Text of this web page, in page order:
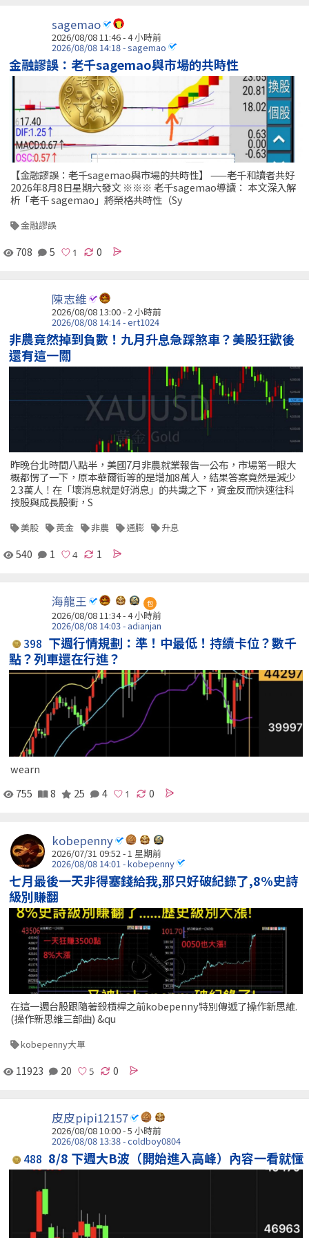
sagemao
2026/08/08 11:46 -4 小時前
2026/08/08 14:18 - sagemao
金融謬誤：老千sagemao與市場的共時性
【金融謬誤：老千sagemao與市場的共時性】 ——老千和讀者共好
2026年8月8日星期六發文 ※※※ 老千sagemao導讀： 本文深入解
析「老千 sagemao」將榮格共時性（Sy
金融謬誤
708 5 0
陳志維
2026/08/08 13:00 -2 小時前
2026/08/08 14:14 - ert1024
非農竟然掉到負數！九月升息急踩煞車？美股狂歡後
還有這一關
昨晚台北時間八點半，美國7月非農就業報告一公布，市場第一眼大
概都愣了一下，原本華爾街等的是增加8萬人，結果答案竟然是減少
2.3萬人！在「壞消息就是好消息」的共識之下，資金反而快速往科
技股與成長股衝，S
美股 黃金 非農 通膨 升息
540 1 1
海龍王 包
2026/08/08 11:34 -4 小時前
2026/08/08 14:03 - adianjan
398 下週行情規劃：準！中最低！持續卡位？數千
點？列車還在行進？
wearn
755
8 25 4 0
kobepenny
2026/07/31 09:52 - 1 星期前
2026/08/08 14:01 - kobepenny
七月最後一天非得塞錢給我,那只好破紀錄了,8%史詩
級別賺翻
在這一週台股跟隨著殺槓桿之前kobepenny特別傳遞了操作新思維.
(操作新思維三部曲) &qu
kobepenny大單
11923 20 0
皮皮pipi12157
2026/08/08 10:00 -5 小時前
2026/08/08 13:38 - coldboy0804
488 8/8 下週大B波（開始進入高峰）內容一看就懂